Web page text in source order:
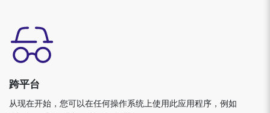
跨平台
从现在开始，您可以在任何操作系统上使用此应用程序，例如